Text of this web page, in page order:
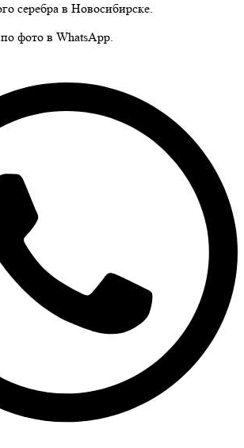
серебра в Новосибирске.
фото в WhatsApp.